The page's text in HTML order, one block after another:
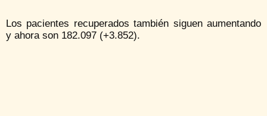
Los pacientes recuperados también siguen aumentando
y ahora son 182.097 (+3.852).